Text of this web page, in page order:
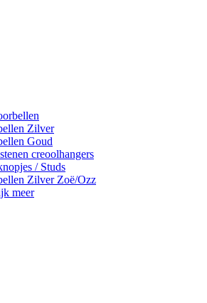
Zilver
Goud
creoolhangers
/ Studs
Zilver Zoë/Ozz
meer